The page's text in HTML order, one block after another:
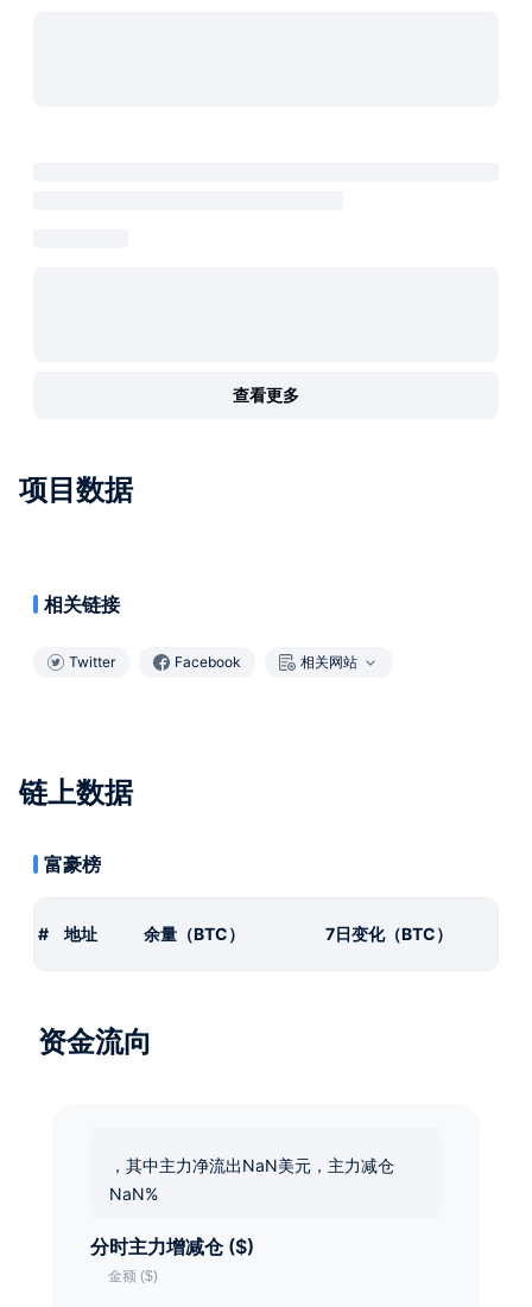
查看更多
项目数据
相关链接
Twitter Facebook 相关网站
链上数据
富豪榜
# 地址 余量（BTC） 7日变化（BTC）
资金流向
，其中主力净流出NaN美元，主力减仓
NaN%
分时主力增减仓 ($)